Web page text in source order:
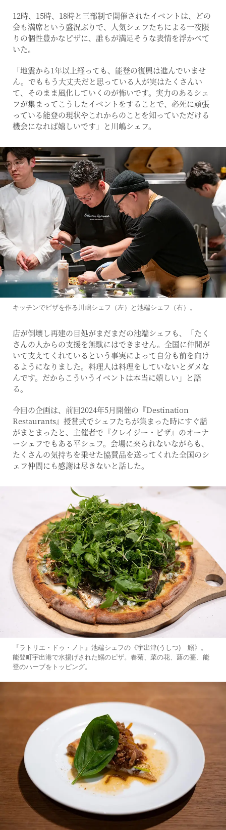
12時、15時、18時と三部制で開催されたイベントは、どの
会も満席という盛況ぶりで、人気シェフたちによる一夜限
りの個性豊かなピザに、誰もが満足そうな表情を浮かべて
いた。
「地震から1年以上経っても、能登の復興は進んでいませ
ん。でももう大丈夫だと思っている人が実はたくさんい
て、そのまま風化していくのが怖いです。実力のあるシェ
フが集まってこうしたイベントをすることで、必死に頑張
っている能登の現状やこれからのことを知っていただける
機会になれば嬉しいです」と川嶋シェフ。
キッチンでピザを作る川嶋シェフ（左）と池端シェフ（右）。
店が倒壊し再建の目処がまだまだの池端シェフも、「たく
さんの人からの支援を無駄にはできません。全国に仲間が
いて支えてくれているという事実によって自分も前を向け
るようになりました。料理人は料理をしていないとダメな
んです。だからこういうイベントは本当に嬉しい」と語
る。
今回の企画は、前回2024年5月開催の『Destination
Restaurants』授賞式でシェフたちが集まった時にすぐ話
がまとまったと、主催者で『クレイジー・ピザ』のオーナ
ーシェフでもある平シェフ。会場に来られないながらも、
たくさんの気持ちを乗せた協賛品を送ってくれた全国のシ
ェフ仲間にも感謝は尽きないと話した。
『ラトリエ・ドゥ・ノト』池端シェフの《宇出津(うしつ) 鰯》。
能登町宇出港で水揚げされた鰯のピザ。春菊、菜の花、蕗の薹、能
登のハーブをトッピング。